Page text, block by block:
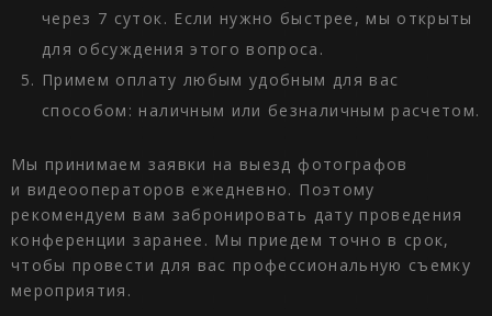
через 7 суток. Если нужно быстрее, мы открыты
для обсуждения этого вопроса.
Примем оплату любым удобным для вас
способом: наличным или безналичным расчетом.
Мы принимаем заявки на выезд фотографов
и видеооператоров ежедневно. Поэтому
рекомендуем вам забронировать дату проведения
конференции заранее. Мы приедем точно в срок,
чтобы провести для вас профессиональную съемку
мероприятия.